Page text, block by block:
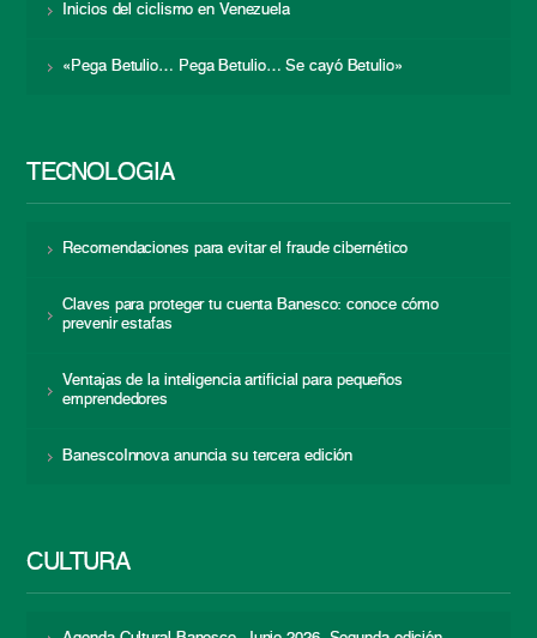
Inicios del ciclismo en Venezuela
«Pega Betulio… Pega Betulio… Se cayó Betulio»
TECNOLOGÍA
Recomendaciones para evitar el fraude cibernético
Claves para proteger tu cuenta Banesco: conoce cómo
prevenir estafas
Ventajas de la inteligencia artificial para pequeños
emprendedores
BanescoInnova anuncia su tercera edición
CULTURA